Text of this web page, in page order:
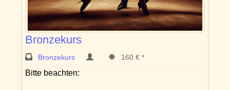
Bronzekurs
Bronzekurs 160 € *
Bitte beachten: